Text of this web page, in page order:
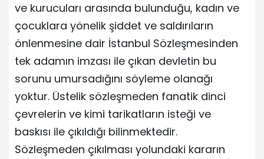
ve kurucuları arasında bulunduğu, kadın ve
çocuklara yönelik şiddet ve saldırıların
önlenmesine dair İstanbul Sözleşmesinden
tek adamın imzası ile çıkan devletin bu
sorunu umursadığını söyleme olanağı
yoktur. Üstelik sözleşmeden fanatik dinci
çevrelerin ve kimi tarikatların isteği ve
baskısı ile çıkıldığı bilinmektedir.
Sözleşmeden çıkılması yolundaki kararın